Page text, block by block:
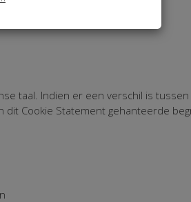
taal. Indien er een verschil is
Cookie Statement gehanteerde